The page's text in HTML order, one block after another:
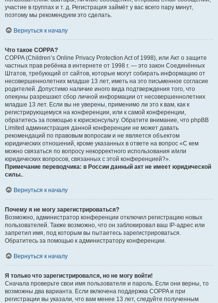
участие в группах и т. д. Регистрация займёт у вас всего пару минут,
поэтому мы рекомендуем это сделать.
Вернуться к началу
Что такое COPPA?
COPPA (Children’s Online Privacy Protection Act of 1998), или Акт о защите
частных прав ребёнка в интернете от 1998 г. — это закон Соединённых
Штатов, требующий от сайтов, которые могут собирать информацию от
несовершеннолетних младше 13 лет, иметь на это письменное согласие
родителей. Допустимо наличие иного вида подтверждения того, что
опекуны разрешают сбор личной информации от несовершеннолетних
младше 13 лет. Если вы не уверены, применимо ли это к вам, как к
регистрирующемуся на конференции, или к самой конференции,
обратитесь за помощью к юрисконсульту. Обратите внимание, что phpBB
Limited администрация данной конференции не может давать
рекомендаций по правовым вопросам и не является объектом
юридических отношений, кроме указанных в ответе на вопрос «С кем
можно связаться по вопросу некорректного использования и/или
юридических вопросов, связанных с этой конференцией?».
Примечание переводчика: в России данный акт не имеет юридической
силы..
Вернуться к началу
Почему я не могу зарегистрироваться?
Возможно, администратор конференции отключил регистрацию новых
пользователей. Также возможно, что он заблокировал ваш IP-адрес или
запретил имя, под которым вы пытаетесь зарегистрироваться.
Обратитесь за помощью к администратору конференции.
Вернуться к началу
Я только что зарегистрировался, но не могу войти!
Сначала проверьте свои имя пользователя и пароль. Если они верны, то
возможны два варианта. Если включена поддержка COPPA и при
регистрации вы указали, что вам менее 13 лет, следуйте полученным